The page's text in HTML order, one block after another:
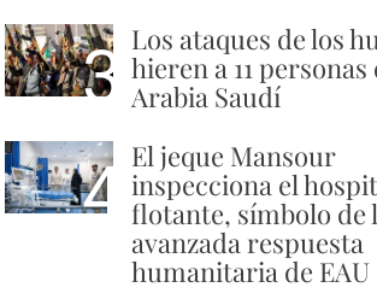
3 Los ataques de los
hieren a 11 personas
Arabia Saudí
4 El jeque Mansour
inspecciona el
flotante, símbolo de
avanzada respuesta
humanitaria de EAU